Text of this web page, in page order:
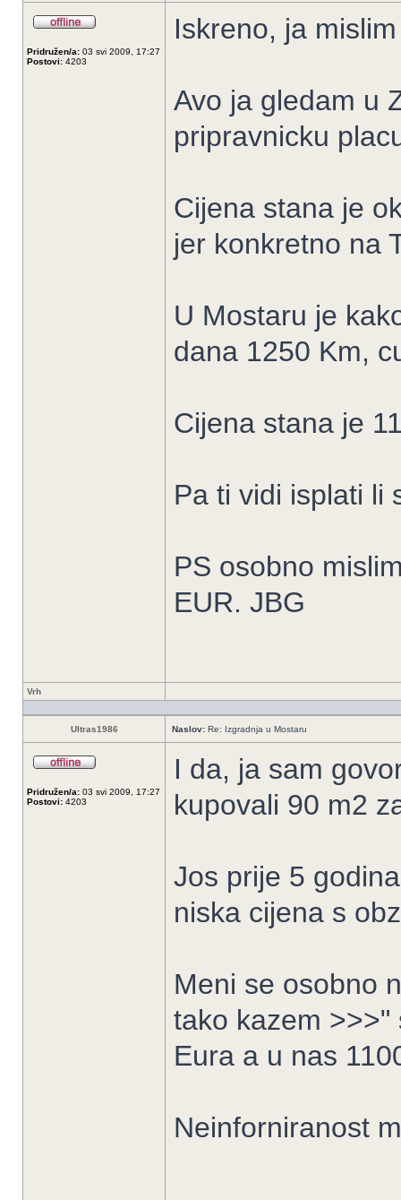
Pridružen/a: 03 svi 2009, 17:27
Postovi: 4203
Iskreno, ja
Avo ja gledam u
pripravnicku
Cijena stana je
jer konkretno na
U Mostaru je
dana 1250 Km,
Cijena stana je
Pa ti vidi isplati li
PS osobno
EUR. JBG
Vrh
Ultras1986 Naslov: Re: Izgradnja u Mostaru
Pridružen/a: 03 svi 2009, 17:27
Postovi: 4203
I da, ja sam
kupovali 90 m2
Jos prije 5
niska cijena s
Meni se osobno
tako kazem
Eura a u nas
Neinforniranost